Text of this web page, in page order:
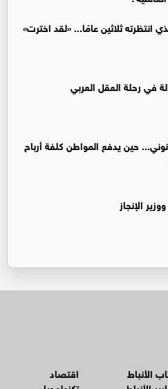
انتظرته ثلاثين عامًا... «لقد اخترت»
في رحلة العقل العربي
حين يدفع المواطن كلفة أرباح
الإنجاز
الأنباط
اقتصاد